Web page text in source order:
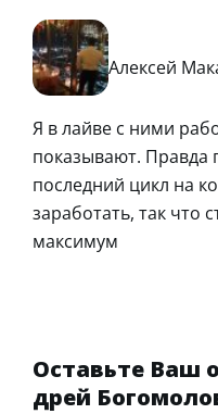
Алексей
Я в лайве с ними
показывают. Правда
последний цикл на
заработать, так что
максимум
Оставьте Ваш
дрей